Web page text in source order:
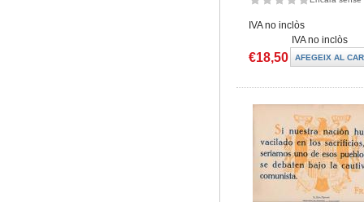
IVA no inclòs
IVA no inclòs
€18,50